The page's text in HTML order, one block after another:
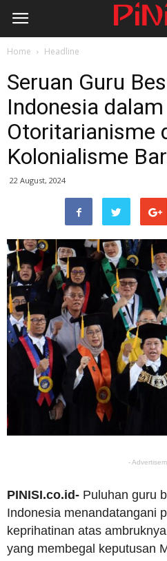
Home Headline
Seruan Guru
Indonesia
Otoritarianisme
Kolonialisme
22 August, 2024
-
PINISI.co.id- Puluhan guru
Indonesia menandatangani
keprihatinan atas
yang membegal keputusan